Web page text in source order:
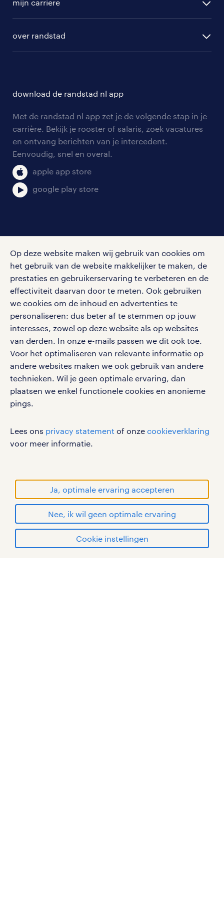
Op deze website maken wij gebruik van cookies om
het gebruik van de website makkelijker te maken, de
prestaties en gebruikerservaring te verbeteren en de
effectiviteit daarvan door te meten. Ook gebruiken
we cookies om de inhoud en advertenties te
personaliseren: dus beter af te stemmen op jouw
interesses, zowel op deze website als op websites
van derden. In onze e-mails passen we dit ook toe.
Voor het optimaliseren van relevante informatie op
andere websites maken we ook gebruik van andere
technieken. Wil je geen optimale ervaring, dan
plaatsen we enkel functionele cookies en anonieme
pings.
Lees ons privacy statement of onze cookieverklaring
voor meer informatie.
Ja, optimale ervaring accepteren
Nee, ik wil geen optimale ervaring
Cookie instellingen
randstad professional
randstad digital
hr-diensten
branches
tarieven
personeel gezocht
aanmelden nieuwsbrief
mijn carriere
solliciteren
blogs en artikelen
salarischecker
bruto-netto calculator
over randstad
onze vestigingen
pers
klachten en misstanden
download de randstad nl app
Met de randstad nl app zet je de volgende stap in je
carrière. Bekijk je rooster of salaris, zoek vacatures
en ontvang berichten van je intercedent.
Eenvoudig, snel en overal.
apple app store
google play store
Volg ons voor de leukste content omtrent
vacatures, solliciteren en inspiratie.
werken bij randstad
gebruikersvoorwaarden
privacystatement
cookies
disclaimer
sitemap
RANDSTAD, HUMAN FORWARD en SHAPING THE
WORLD OF WORK zijn geregistreerde